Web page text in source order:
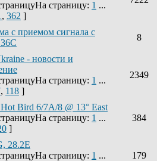
На страницу: 1 ...
, 362 ]
с приемом сигнала с
8
- новости и
На страницу: 1 ...
, 118 ]
2349
Bird 6/7A/8 @ 13° East
На страницу: 1 ...
]
384
28.2E
На страницу: 1 ...
179